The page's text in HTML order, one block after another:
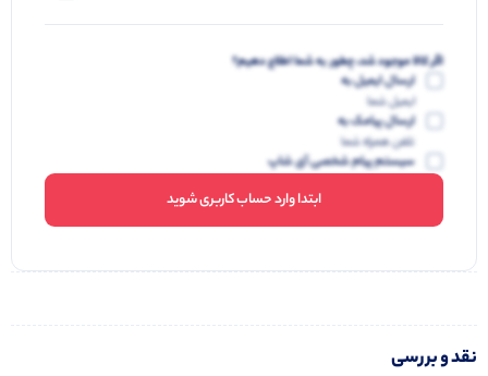
اگر کالا موجود شد، چطور به شما اطلاع دهیم؟
ارسال ایمیل به
ایمیل شما
ارسال پیامک به
تلفن همراه شما
سیستم پیام شخصی آی شاپ
ابتدا وارد حساب کاربری شوید
نقد و بررسی